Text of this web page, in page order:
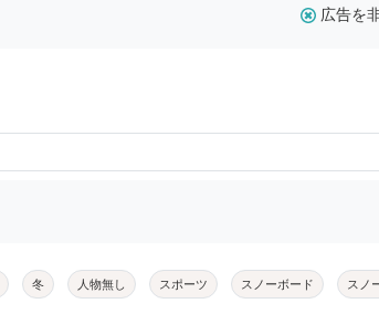
広告を
冬 人物無し スポーツ スノーボード スノ